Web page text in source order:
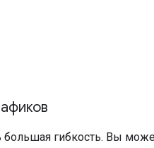
гибкость. Вы